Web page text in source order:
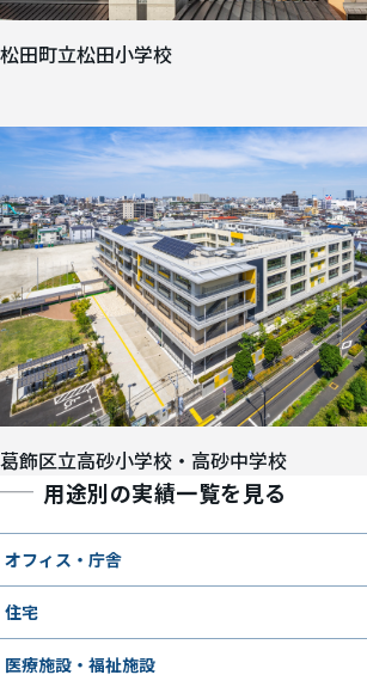
松田町立松田小学校
葛飾区立高砂小学校・高砂中学校
用途別の実績一覧を見る
オフィス・庁舎
住宅
医療施設・福祉施設